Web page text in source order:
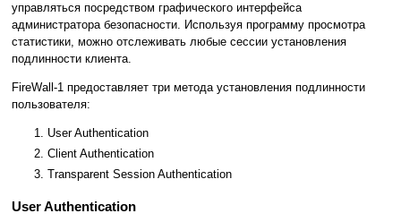
управляться посредством графического интерфейса
администратора безопасности. Используя программу просмотра
статистики, можно отслеживать любые сессии установления
подлинности клиента.
FireWall-1 предоставляет три метода установления подлинности
пользователя:
User Authentication
Client Authentication
Transparent Session Authentication
User Authentication